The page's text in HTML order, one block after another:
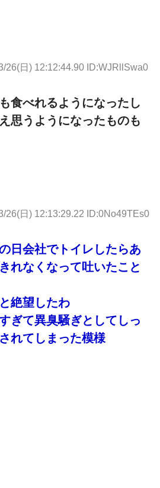
26(日) 12:12:44.90 ID:WJRllSwa0
食べれるようになったし
思うようになったものも
26(日) 12:13:29.22 ID:0No49TEs0
日会社でトイレしたらあ
れなくなって吐いたこと
絶望したわ
ぎて異臭騒ぎとしてしっ
れてしまった模様